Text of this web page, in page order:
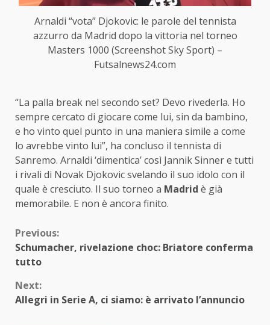
Arnaldi “vota” Djokovic: le parole del tennista
azzurro da Madrid dopo la vittoria nel torneo
Masters 1000 (Screenshot Sky Sport) –
Futsalnews24.com
“La palla break nel secondo set? Devo rivederla. Ho
sempre cercato di giocare come lui, sin da bambino,
e ho vinto quel punto in una maniera simile a come
lo avrebbe vinto lui”, ha concluso il tennista di
Sanremo. Arnaldi ‘dimentica’ così Jannik Sinner e tutti
i rivali di Novak Djokovic svelando il suo idolo con il
quale è cresciuto. Il suo torneo a Madrid è già
memorabile. E non è ancora finito.
Continue
Reading
Previous:
Schumacher, rivelazione choc: Briatore conferma
tutto
Next:
Allegri in Serie A, ci siamo: è arrivato l’annuncio